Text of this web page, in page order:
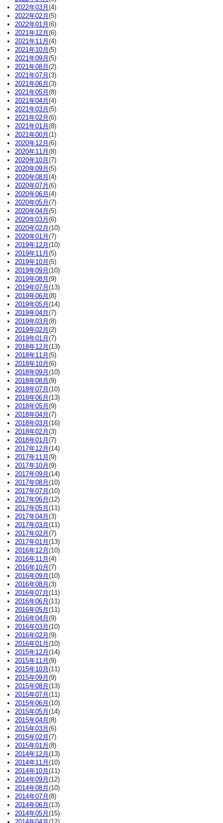
2022年03月 (4)
2022年02月 (5)
2022年01月 (6)
2021年12月 (6)
2021年11月 (4)
2021年10月 (5)
2021年09月 (5)
2021年08月 (2)
2021年07月 (3)
2021年06月 (3)
2021年05月 (8)
2021年04月 (4)
2021年03月 (5)
2021年02月 (6)
2021年01月 (8)
2021年00月 (1)
2020年12月 (6)
2020年11月 (8)
2020年10月 (7)
2020年09月 (5)
2020年08月 (4)
2020年07月 (6)
2020年06月 (4)
2020年05月 (7)
2020年04月 (5)
2020年03月 (6)
2020年02月 (10)
2020年01月 (7)
2019年12月 (10)
2019年11月 (5)
2019年10月 (5)
2019年09月 (10)
2019年08月 (9)
2019年07月 (13)
2019年06月 (8)
2019年05月 (14)
2019年04月 (7)
2019年03月 (8)
2019年02月 (2)
2019年01月 (7)
2018年12月 (13)
2018年11月 (5)
2018年10月 (6)
2018年09月 (10)
2018年08月 (9)
2018年07月 (10)
2018年06月 (13)
2018年05月 (9)
2018年04月 (7)
2018年03月 (16)
2018年02月 (3)
2018年01月 (7)
2017年12月 (14)
2017年11月 (9)
2017年10月 (9)
2017年09月 (14)
2017年08月 (10)
2017年07月 (10)
2017年06月 (12)
2017年05月 (11)
2017年04月 (3)
2017年03月 (11)
2017年02月 (7)
2017年01月 (13)
2016年12月 (10)
2016年11月 (4)
2016年10月 (7)
2016年09月 (10)
2016年08月 (3)
2016年07月 (11)
2016年06月 (11)
2016年05月 (11)
2016年04月 (9)
2016年03月 (10)
2016年02月 (9)
2016年01月 (10)
2015年12月 (14)
2015年11月 (9)
2015年10月 (11)
2015年09月 (9)
2015年08月 (13)
2015年07月 (11)
2015年06月 (10)
2015年05月 (14)
2015年04月 (8)
2015年03月 (6)
2015年02月 (7)
2015年01月 (8)
2014年12月 (13)
2014年11月 (10)
2014年10月 (11)
2014年09月 (12)
2014年08月 (10)
2014年07月 (8)
2014年06月 (13)
2014年05月 (15)